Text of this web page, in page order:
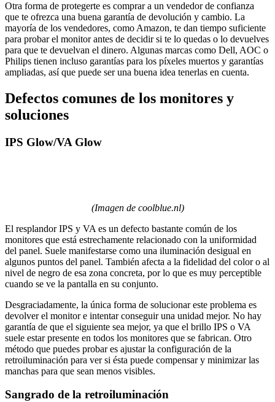
Otra forma de protegerte es comprar a un vendedor de confianza
que te ofrezca una buena garantía de devolución y cambio. La
mayoría de los vendedores, como Amazon, te dan tiempo suficiente
para probar el monitor antes de decidir si te lo quedas o lo devuelves
para que te devuelvan el dinero. Algunas marcas como Dell, AOC o
Philips tienen incluso garantías para los píxeles muertos y garantías
ampliadas, así que puede ser una buena idea tenerlas en cuenta.
Defectos comunes de los monitores y
soluciones
IPS Glow/VA Glow
(Imagen de coolblue.nl)
El resplandor IPS y VA es un defecto bastante común de los
monitores que está estrechamente relacionado con la uniformidad
del panel. Suele manifestarse como una iluminación desigual en
algunos puntos del panel. También afecta a la fidelidad del color o al
nivel de negro de esa zona concreta, por lo que es muy perceptible
cuando se ve la pantalla en su conjunto.
Desgraciadamente, la única forma de solucionar este problema es
devolver el monitor e intentar conseguir una unidad mejor. No hay
garantía de que el siguiente sea mejor, ya que el brillo IPS o VA
suele estar presente en todos los monitores que se fabrican. Otro
método que puedes probar es ajustar la configuración de la
retroiluminación para ver si ésta puede compensar y minimizar las
manchas para que sean menos visibles.
Sangrado de la retroiluminación